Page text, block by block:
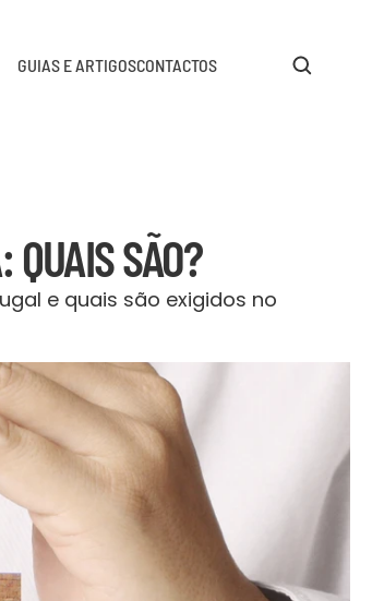
GUIAS E ARTIGOSCONTACTOS
QUAIS SÃO?
e quais são exigidos no